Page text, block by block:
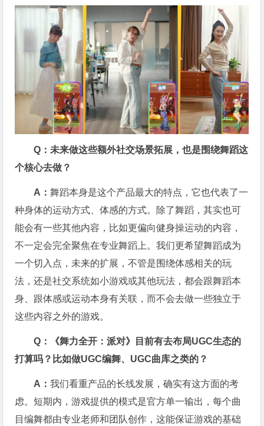
Q：未来做这些额外社交场景拓展，也是围绕舞蹈这
个核心去做？
A：舞蹈本身是这个产品最大的特点，它也代表了一
种身体的运动方式、体感的方式。除了舞蹈，其实也可
能会有一些其他内容，比如更偏向健身操运动的内容，
不一定会完全聚焦在专业舞蹈上。我们更希望舞蹈成为
一个切入点，未来的扩展，不管是围绕体感相关的玩
法，还是社交系统如小游戏或其他玩法，都会跟舞蹈本
身、跟体感或运动本身有关联，而不会去做一些独立于
这些内容之外的游戏。
Q：《舞力全开：派对》目前有去布局UGC生态的
打算吗？比如做UGC编舞、UGC曲库之类的？
A：我们看重产品的长线发展，确实有这方面的考
虑。短期内，游戏提供的模式是官方单一输出，每个曲
目编舞都由专业老师和团队创作，这能保证游戏的基础